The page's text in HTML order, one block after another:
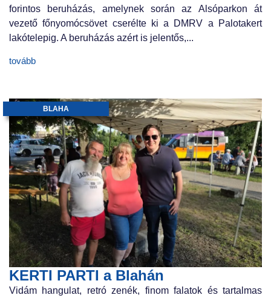
forintos beruházás, amelynek során az Alsóparkon át
vezető főnyomócsövet cserélte ki a DMRV a Palotakert
lakótelepig. A beruházás azért is jelentős,...
tovább
KERTI PARTI a Blahán
BLAHA
Vidám hangulat, retró zenék, finom falatok és tartalmas